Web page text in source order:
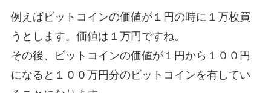
例えばビットコインの価値が１円の時に１万枚買
うとします。価値は１万円ですね。
その後、ビットコインの価値が１円から１００円
になると１００万円分のビットコインを有してい